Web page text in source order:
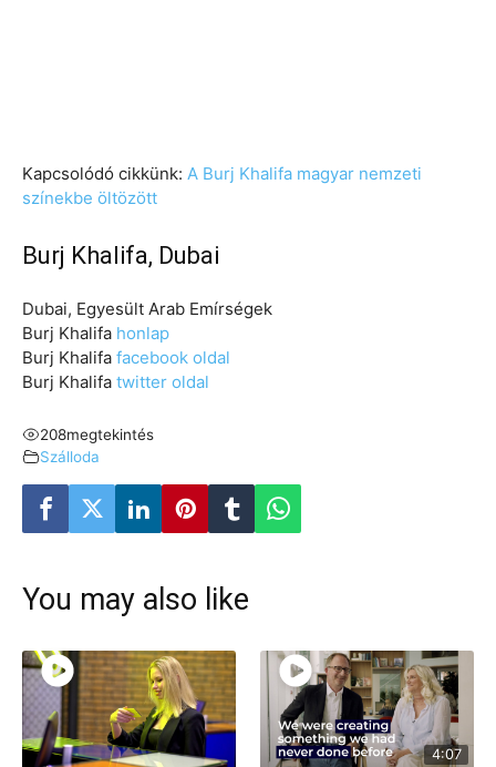
Kapcsolódó cikkünk: A Burj Khalifa magyar nemzeti
színekbe öltözött
Burj Khalifa, Dubai
Dubai, Egyesült Arab Emírségek
Burj Khalifa honlap
Burj Khalifa facebook oldal
Burj Khalifa twitter oldal
208megtekintés
Szálloda
You may also like
4:07